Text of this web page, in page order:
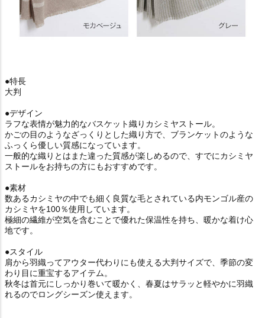
●特長
大判
●デザイン
ラフな表情が魅力的なバスケット織りカシミヤストール。
かごの目のようなざっくりとした織り方で、ブランケットのような
ふっくら優しい質感になっています。
一般的な織りとはまた違った質感が楽しめるので、すでにカシミヤ
ストールをお持ちの方にもおすすめです。
●素材
数あるカシミヤの中でも細く良質な毛とされている内モンゴル産の
カシミヤを100％使用しています。
極細の繊維が空気を含むことで優れた保温性を持ち、暖かな着け心
地です。
●スタイル
肩から羽織ってアウター代わりにも使える大判サイズで、季節の変
わり目に重宝するアイテム。
秋冬は首元にしっかり巻いて暖かく、春夏はサラッと軽やかに羽織
れるのでロングシーズン使えます。